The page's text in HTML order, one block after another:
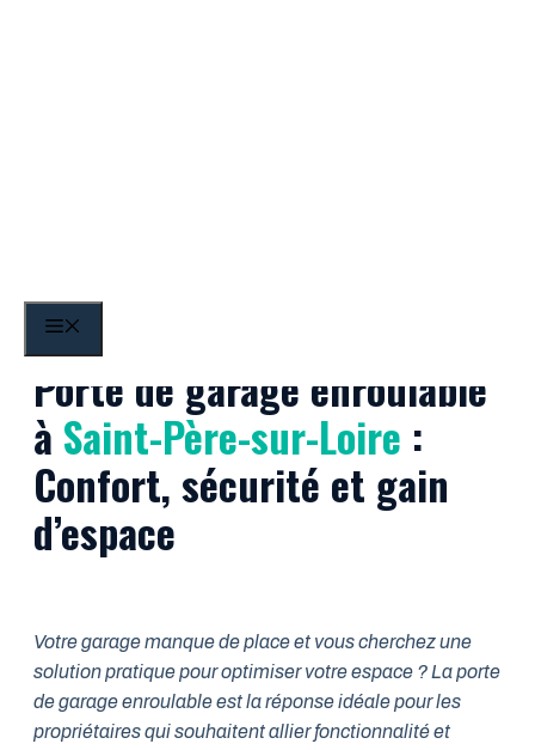
Porte de garage enroulable
à Saint-Père-sur-Loire :
Confort, sécurité et gain
d’espace
Votre garage manque de place et vous cherchez une
solution pratique pour optimiser votre espace ? La porte
de garage enroulable est la réponse idéale pour les
propriétaires qui souhaitent allier fonctionnalité et